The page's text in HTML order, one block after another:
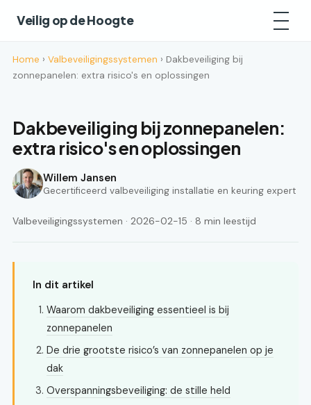
Veilig op de Hoogte
Home › Valbeveiligingssystemen › Dakbeveiliging bij
zonnepanelen: extra risico's en oplossingen
Dakbeveiliging bij zonnepanelen:
extra risico's en oplossingen
Willem Jansen
Gecertificeerd valbeveiliging installatie en keuring expert
Valbeveiligingssystemen · 2026-02-15 · 8 min leestijd
In dit artikel
Waarom dakbeveiliging essentieel is bij
zonnepanelen
De drie grootste risico’s van zonnepanelen op je
dak
Overspanningsbeveiliging: de stille held